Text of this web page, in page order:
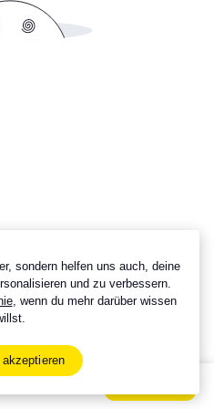
sondern helfen uns auch, deine
und zu verbessern.
, wenn du mehr darüber wissen